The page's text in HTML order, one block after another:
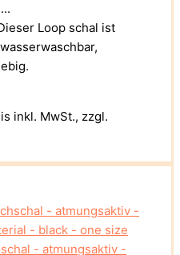
Loop schal ist
inkl. MwSt., zzgl.
- atmungsaktiv -